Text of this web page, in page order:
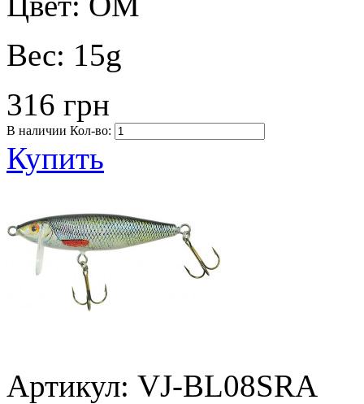
Вес: 15g
316 грн
В наличии Кол-во:
Купить
Артикул: VJ-BL08SRA